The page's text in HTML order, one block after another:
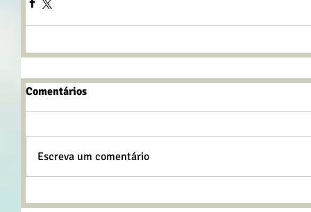
Comentários
Escreva um comentário